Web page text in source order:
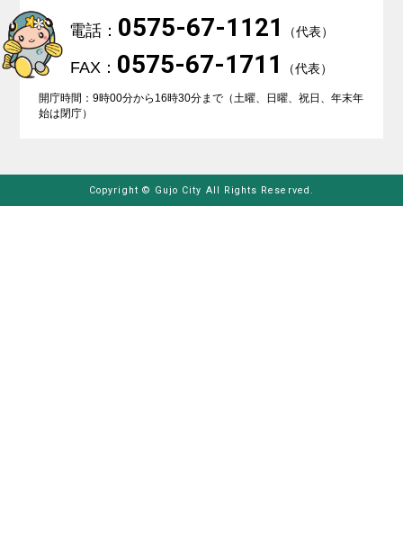
電話： 0575-67-1121 （代表）
FAX： 0575-67-1711 （代表）
開庁時間：9時00分から16時30分まで（土曜、日曜、祝日、年末年
始は閉庁）
Copyright © Gujo City All Rights Reserved.